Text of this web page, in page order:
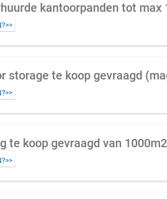
kantoorpanden tot max
storage te koop gevraagd
te koop gevraagd van 1000m2